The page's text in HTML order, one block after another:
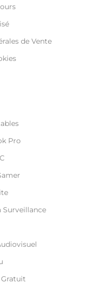
de Vente
Pro
Surveillance
Gratuit